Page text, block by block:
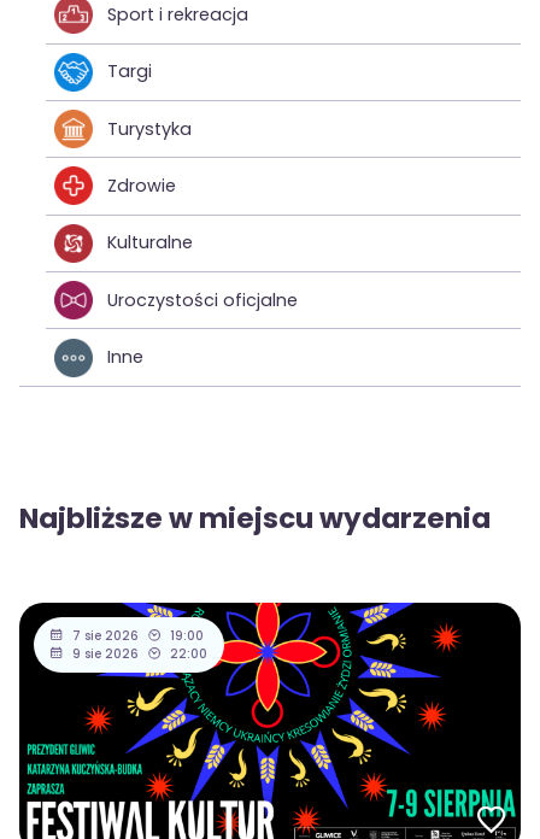
Sport i rekreacja
Targi
Turystyka
Zdrowie
Kulturalne
Uroczystości oficjalne
Inne
Najbliższe w miejscu wydarzenia
7 sie 2026
19:00
9 sie 2026
22:00